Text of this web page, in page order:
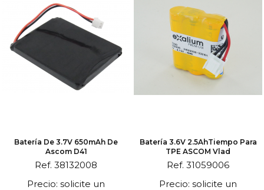
Batería De 3.7V 650mAh De
Ascom D41
Ref. 38132008
Precio: solicite un
Batería 3.6V 2.5AhTiempo Para
TPE ASCOM Vlad
Ref. 31059006
Precio: solicite un